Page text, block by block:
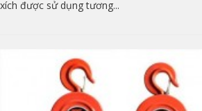
xích được sử dụng tương...